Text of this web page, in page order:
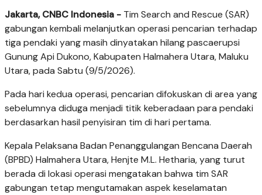
Jakarta, CNBC Indonesia - Tim Search and Rescue (SAR)
gabungan kembali melanjutkan operasi pencarian terhadap
tiga pendaki yang masih dinyatakan hilang pascaerupsi
Gunung Api Dukono, Kabupaten Halmahera Utara, Maluku
Utara, pada Sabtu (9/5/2026).
Pada hari kedua operasi, pencarian difokuskan di area yang
sebelumnya diduga menjadi titik keberadaan para pendaki
berdasarkan hasil penyisiran tim di hari pertama.
Kepala Pelaksana Badan Penanggulangan Bencana Daerah
(BPBD) Halmahera Utara, Henjte M.L. Hetharia, yang turut
berada di lokasi operasi mengatakan bahwa tim SAR
gabungan tetap mengutamakan aspek keselamatan